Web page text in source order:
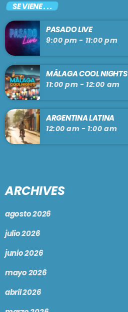
SE VIENE . . .
PASADO LIVE
9:00 pm - 11:00 pm
MÁLAGA COOL NIGHTS
11:00 pm - 12:00 am
ARGENTINA LATINA
12:00 am - 1:00 am
ARCHIVES
agosto 2026
julio 2026
junio 2026
mayo 2026
abril 2026